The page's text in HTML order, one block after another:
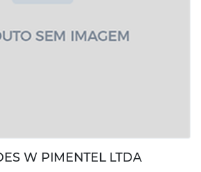
W PIMENTEL LTDA